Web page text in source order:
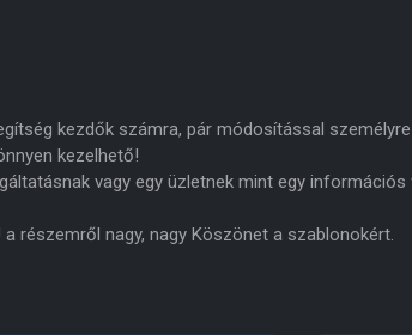
kezdők számra, pár módosítással
kezelhető!
vagy egy üzletnek mint egy
részemről nagy, nagy Köszönet a szablonokért.